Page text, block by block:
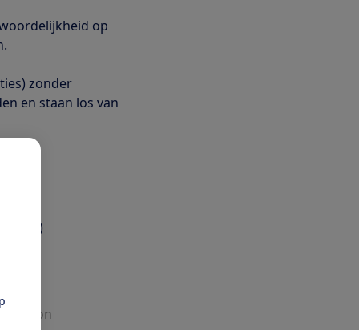
op
zonder
en staan los van